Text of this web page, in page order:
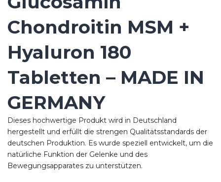
Chondroitin MSM +
Hyaluron 180
Tabletten – MADE IN
GERMANY
Dieses hochwertige Produkt wird in Deutschland
hergestellt und erfüllt die strengen Qualitätsstandards der
deutschen Produktion. Es wurde speziell entwickelt, um die
natürliche Funktion der Gelenke und des
Bewegungsapparates zu unterstützen.